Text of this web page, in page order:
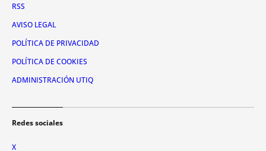
RSS
AVISO LEGAL
POLÍTICA DE PRIVACIDAD
POLÍTICA DE COOKIES
ADMINISTRACIÓN UTIQ
Redes sociales
X